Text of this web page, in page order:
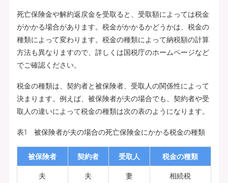
死亡保険金や解約返戻金を受取ると、受取額によっては税金
がかかる場合があります。税金がかかるかどうかは、税金の
種類によって変わります。税金の種類によって納税額の計算
方法も異なりますので、詳しくは国税庁のホームページなど
でご確認ください。
税金の種類は、契約者と被保険者、受取人の関係性によって
決まります。例えば、被保険者が夫の場合でも、契約者や受
取人の違いによって税金の種類は次の表のようになります。
表1 被保険者が夫の場合の死亡保険金にかかる税金の種類
被保険者 契約者 受取人 税金の種類
夫 夫 妻 相続税